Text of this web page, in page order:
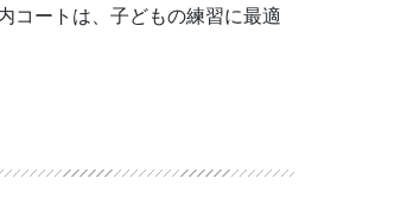
コートは、子どもの練習に最適